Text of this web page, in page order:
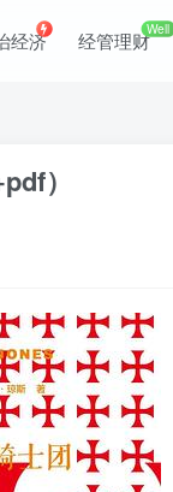
经济 经管理财Well
）
登录
没有账号？立即注册